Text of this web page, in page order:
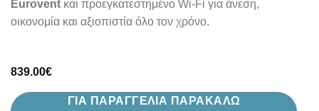
Eurovent και προεγκατεστημένο Wi-Fi για άνεση,
οικονομία και αξιοπιστία όλο τον χρόνο.
839.00€
ΓΙΑ ΠΑΡΑΓΓΕΛΙΑ ΠΑΡΑΚΑΛΩ